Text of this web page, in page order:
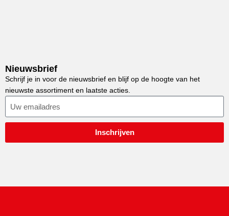
Nieuwsbrief
Schrijf je in voor de nieuwsbrief en blijf op de hoogte van het
nieuwste assortiment en laatste acties.
Inschrijven